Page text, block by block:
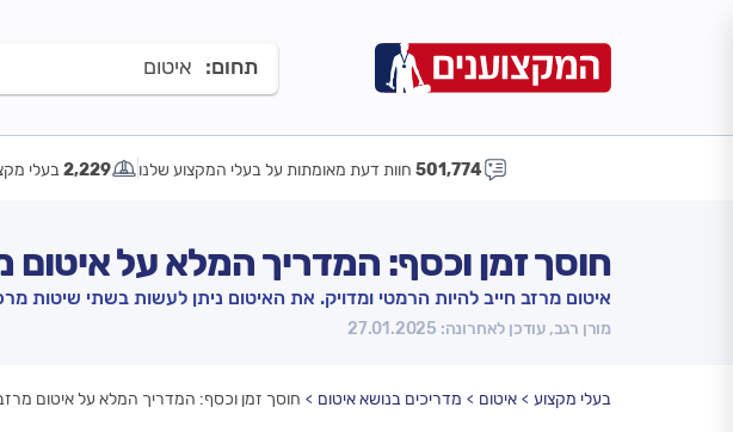
תחום: איטום
501,774 חוות דעת מאומתות על בעלי המקצוע שלנו 2,229 בעלי
חוסך זמן וכסף: המדריך המלא על איטום
איטום מרזב חייב להיות הרמטי ומדויק. את האיטום ניתן לעשות בשתי שיטות
מורן רגב, עודכן לאחרונה: 27.01.2025
בעלי מקצוע איטום מדריכים בנושא איטום חוסך זמן וכסף: המדריך המלא על איטום